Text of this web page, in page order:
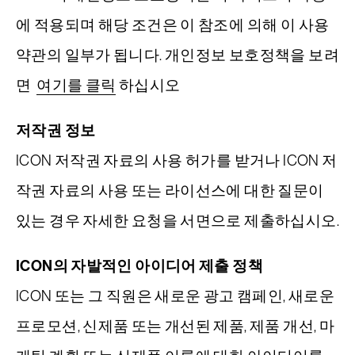
에 적용되며 해당 조건은 이 참조에 의해 이 사용
약관의 일부가 됩니다. 개인정보 보호정책을 보려
면 여기를 클릭 하십시오
저작권 정보
ICON 저작권 자료의 사용 허가를 받거나 ICON 저
작권 자료의 사용 또는 라이선스에 대한 질문이
있는 경우 자세한 요청을 서면으로 제출하십시오.
ICON의 자발적인 아이디어 제출 정책
ICON 또는 그 직원은 새로운 광고 캠페인, 새로운
프로모션, 신제품 또는 개선된 제품, 제품 개선, 마